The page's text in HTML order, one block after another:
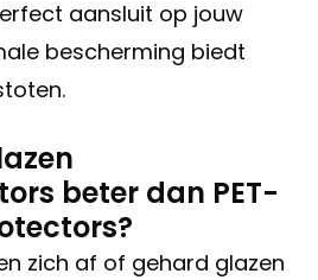
aansluit op jouw
bescherming biedt
beter dan PET-
zich af of gehard glazen